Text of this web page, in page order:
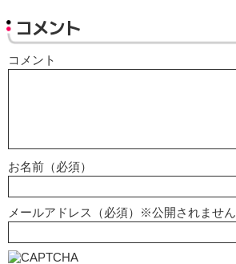
コメント
コメント
お名前（必須）
メールアドレス（必須）※公開されません